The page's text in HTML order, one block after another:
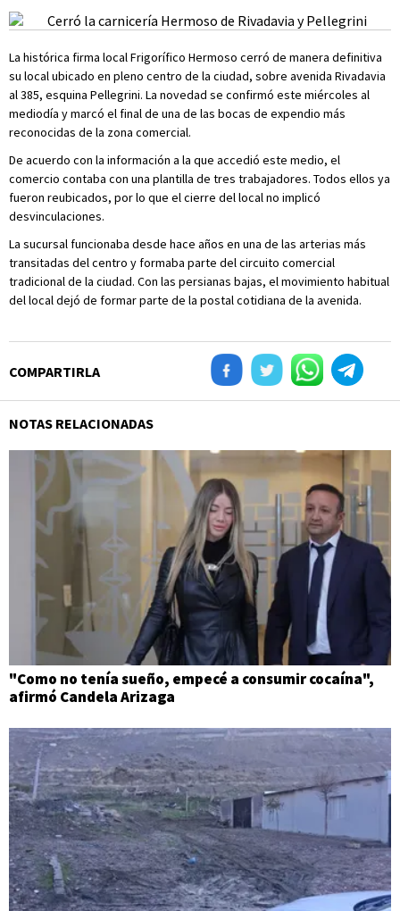
La histórica firma local Frigorífico Hermoso cerró de manera definitiva
su local ubicado en pleno centro de la ciudad, sobre avenida Rivadavia
al 385, esquina Pellegrini. La novedad se confirmó este miércoles al
mediodía y marcó el final de una de las bocas de expendio más
reconocidas de la zona comercial.
De acuerdo con la información a la que accedió este medio, el
comercio contaba con una plantilla de tres trabajadores. Todos ellos ya
fueron reubicados, por lo que el cierre del local no implicó
desvinculaciones.
La sucursal funcionaba desde hace años en una de las arterias más
transitadas del centro y formaba parte del circuito comercial
tradicional de la ciudad. Con las persianas bajas, el movimiento habitual
del local dejó de formar parte de la postal cotidiana de la avenida.
COMPARTIRLA
NOTAS RELACIONADAS
"Como no tenía sueño, empecé a consumir cocaína",
afirmó Candela Arizaga